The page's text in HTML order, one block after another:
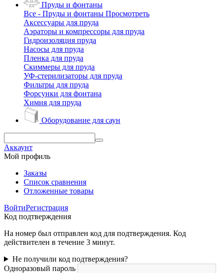
Пруды и фонтаны
Все - Пруды и фонтаны Просмотреть
Аксессуары для пруда
Аэраторы и компрессоры для пруда
Гидроизоляция пруда
Насосы для пруда
Пленка для пруда
Скиммеры для пруда
УФ-стерилизаторы для пруда
Фильтры для пруда
Форсунки для фонтана
Химия для пруда
Оборудование для саун
Аккаунт
Мой профиль
Заказы
Список сравнения
Отложенные товары
ВойтиРегистрация
Код подтверждения
На номер был отправлен код для подтверждения. Код
действителен в течение 3 минут.
Не получили код подтверждения?
Одноразовый пароль